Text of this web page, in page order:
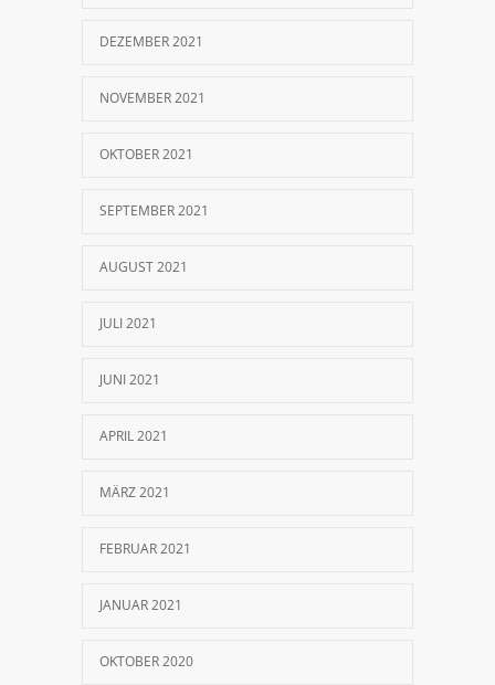
DEZEMBER 2021
NOVEMBER 2021
OKTOBER 2021
SEPTEMBER 2021
AUGUST 2021
JULI 2021
JUNI 2021
APRIL 2021
MÄRZ 2021
FEBRUAR 2021
JANUAR 2021
OKTOBER 2020